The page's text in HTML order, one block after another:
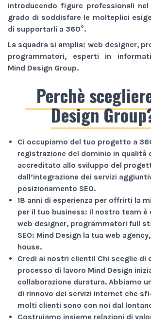
introducendo figure professionali
grado di soddisfare le molteplici
di supportarli a 360°.
La squadra si amplia: web designer,
programmatori, esperti in
Mind Design Group.
Perchè
Design
Ci occupiamo del tuo progetto a
registrazione del dominio in qualità
accreditato allo sviluppo del
dall’integrazione dei servizi
posizionamento SEO.
18 anni di esperienza per offrirti la
per il tuo business: il nostro team
web designer, programmatori full
SEO: Mind Design la tua web
house.
Credi ai nostri clienti! Chi sceglie di
processo di lavoro Mind Design
collaborazione duratura. Abbiamo
di rinnovo dei servizi internet che
molti clienti sono con noi dal
Costruiamo insieme relazioni di